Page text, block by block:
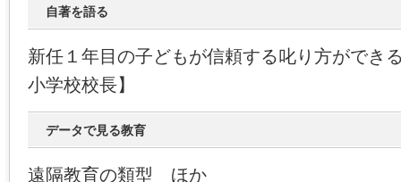
自著を語る
新任１年目の子どもが信頼する叱り方ができ
小学校校長】
データで見る教育
遠隔教育の類型 ほか